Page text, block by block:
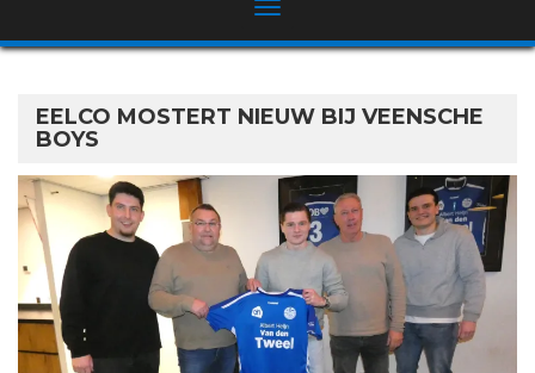
EELCO MOSTERT NIEUW BIJ VEENSCHE
BOYS